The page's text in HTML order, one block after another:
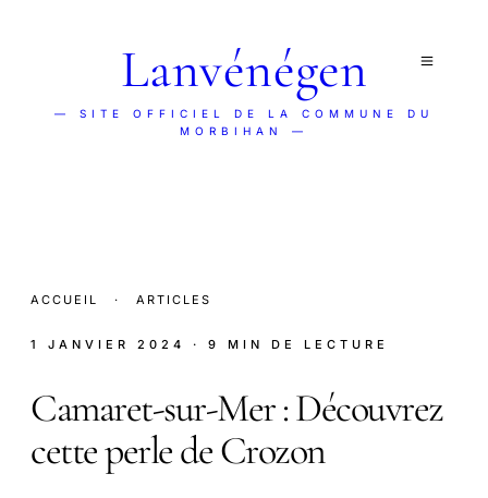
Lanvénégen
— SITE OFFICIEL DE LA COMMUNE DU
MORBIHAN —
ACCUEIL · ARTICLES
1 JANVIER 2024 · 9 MIN DE LECTURE
Camaret-sur-Mer : Découvrez
cette perle de Crozon